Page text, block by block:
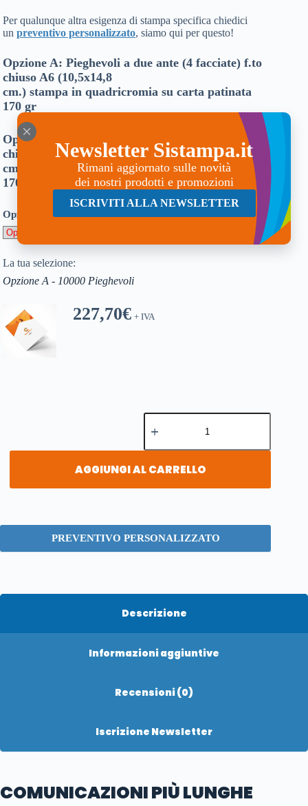
Newsletter Sistampa.it
Rimani aggiornato sulle novità
dei nostri prodotti e promozioni
ISCRIVITI ALLA NEWSLETTER
Per qualunque altra esigenza di stampa specifica chiedici
un preventivo personalizzato, siamo qui per questo!
Opzione A: Pieghevoli a due ante (4 facciate) f.to
chiuso A6 (10,5x14,8
cm.) stampa in quadricromia su carta patinata
170 gr
Opzione B: Pieghevoli a tre ante (6 facciate) f.to
chiuso A6 (10,5x14,8
cm.) stampa in quadricromia su carta patinata
170 gr
Opzioni disponibili:
La tua selezione:
Opzione A - 10000 Pieghevoli
227,70€ + IVA
AGGIUNGI AL CARRELLO
PREVENTIVO PERSONALIZZATO
Descrizione
Informazioni aggiuntive
Recensioni (0)
Iscrizione Newsletter
COMUNICAZIONI PIÙ LUNGHE